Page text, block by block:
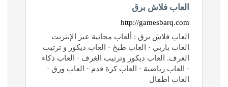
العاب فلاش برق
http://gamesbarq.com
العاب فلاش برق : ألعاب مجانية عبر الإنترنت
العاب باربي · العاب طبخ · العاب ديكور و ترتيب
الغرف. العاب ديكور وترتيب الغرف · العاب ذكاء
· العاب رياضية · العاب كرة قدم · العاب ورق ·
العاب اطفال